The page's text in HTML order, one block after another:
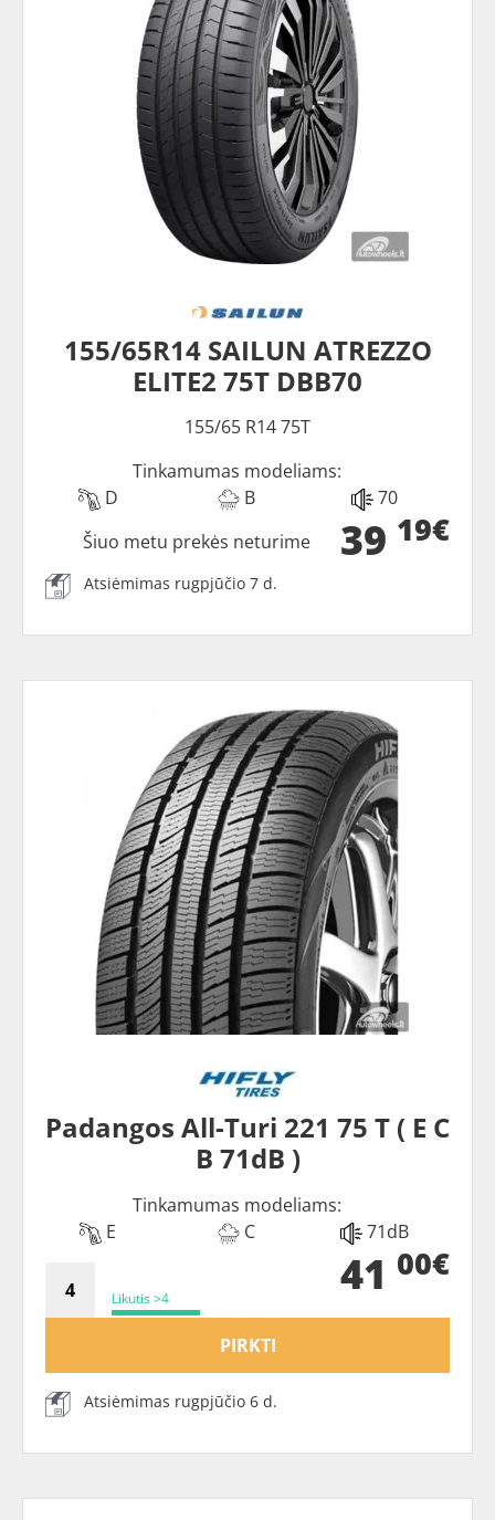
155/65R14 SAILUN ATREZZO
ELITE2 75T DBB70
155/65 R14 75T
Tinkamumas modeliams:
D
B 70
39 19€
Šiuo metu prekės neturime
Atsiėmimas rugpjūčio 7 d.
Padangos All-Turi 221 75 T ( E C
B 71dB )
Tinkamumas modeliams:
E
C 71dB
Likutis >4 41 00€
PIRKTI
Atsiėmimas rugpjūčio 6 d.